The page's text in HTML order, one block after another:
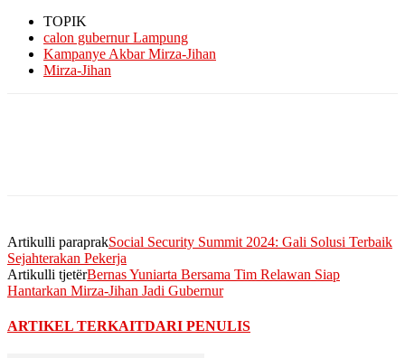
TOPIK
calon gubernur Lampung
Kampanye Akbar Mirza-Jihan
Mirza-Jihan
Artikulli paraprakSocial Security Summit 2024: Gali Solusi Terbaik
Sejahterakan Pekerja
Artikulli tjetërBernas Yuniarta Bersama Tim Relawan Siap
Hantarkan Mirza-Jihan Jadi Gubernur
ARTIKEL TERKAITDARI PENULIS